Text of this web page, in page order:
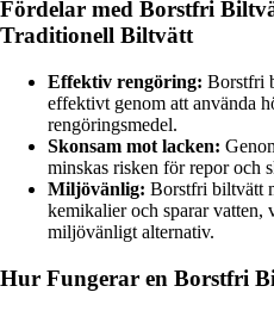
Fördelar med Borstfri
Traditionell Biltvätt
Effektiv rengöring: Borstfri
effektivt genom att använda
rengöringsmedel.
Skonsam mot lacken:
minskas risken för repor och
Miljövänlig: Borstfri biltvätt
kemikalier och sparar vatten,
miljövänligt alternativ.
Hur Fungerar en Borstfri